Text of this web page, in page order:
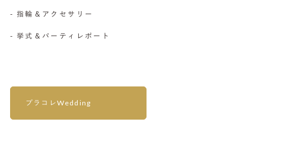
- 指輪＆アクセサリー
- 挙式＆パーティレポート
プラコレWedding